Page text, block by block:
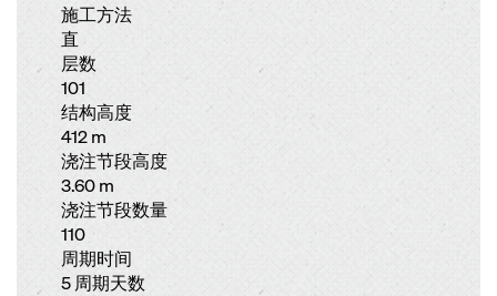
施工方法
直
层数
101
结构高度
412 m
浇注节段高度
3.60 m
浇注节段数量
110
周期时间
5 周期天数